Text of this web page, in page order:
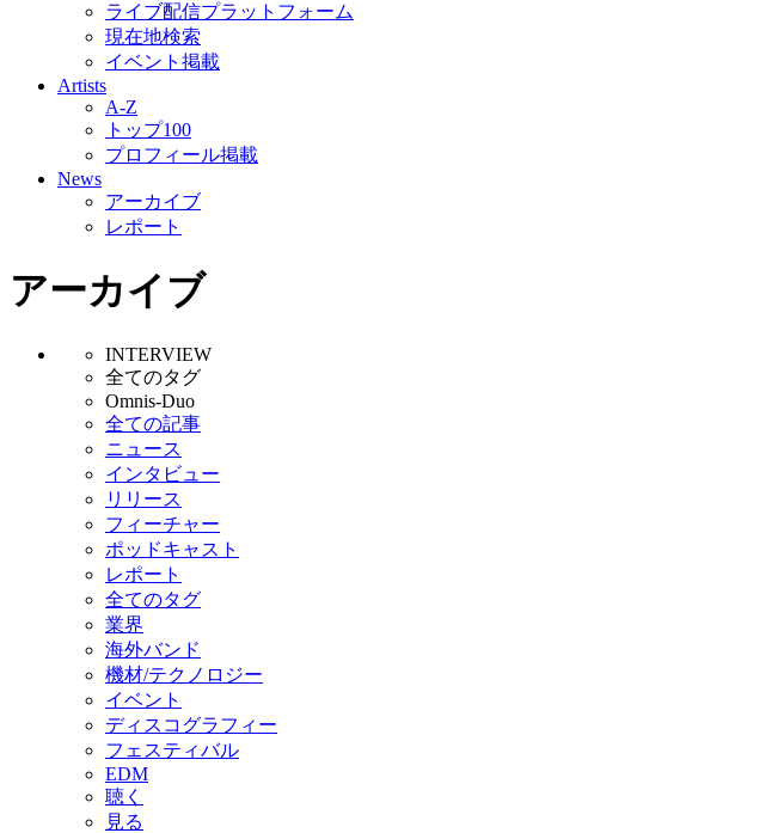
ライブ配信プラットフォーム
現在地検索
イベント掲載
Artists
A-Z
トップ100
プロフィール掲載
News
アーカイブ
レポート
アーカイブ
INTERVIEW
全てのタグ
Omnis-Duo
全ての記事
ニュース
インタビュー
リリース
フィーチャー
ポッドキャスト
レポート
全てのタグ
業界
海外バンド
機材/テクノロジー
イベント
ディスコグラフィー
フェスティバル
EDM
聴く
見る